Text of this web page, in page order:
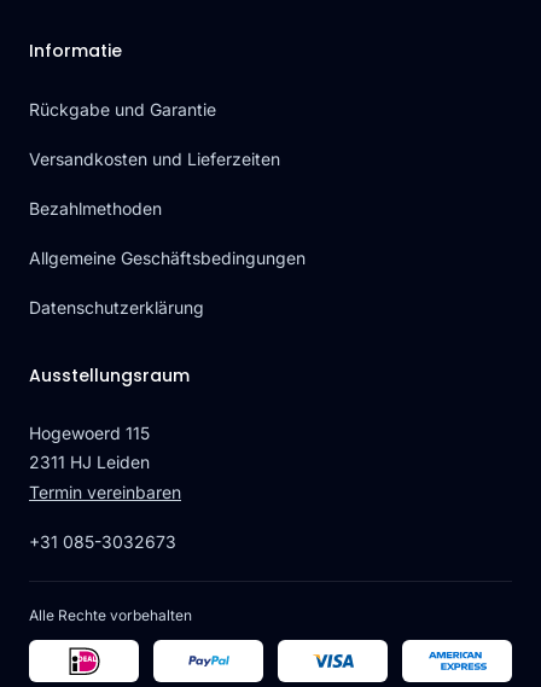
Informatie
Rückgabe und Garantie
Versandkosten und Lieferzeiten
Bezahlmethoden
Allgemeine Geschäftsbedingungen
Datenschutzerklärung
Ausstellungsraum
Hogewoerd 115
2311 HJ Leiden
Termin vereinbaren
+31 085-3032673
Alle Rechte vorbehalten